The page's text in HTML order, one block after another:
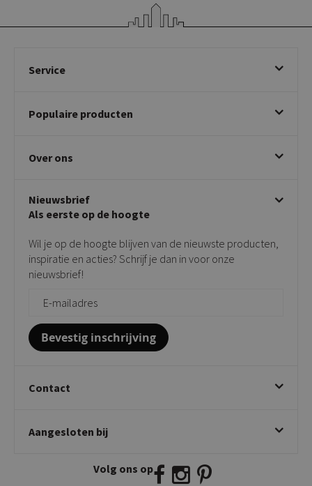
Service
Betalen & annuleren
Klachtafhandeling
Privacy policy
Populaire producten
Draaibare eetkamerstoelen
Taupe stoelen
Tuinstoelen
Bijzettafels
Over ons
Showroom
Contact
Onderhoudsproducten
Vloerbescherming
Giftcards
Nieuwsbrief
Als eerste op de hoogte
Wil je op de hoogte blijven van de nieuwste producten,
inspiratie en acties? Schrijf je dan in voor onze
nieuwsbrief!
Bevestig inschrijving
Contact
Twijnstraweg 2
info@kickcollection.nl
Aangesloten bij
Volg ons op